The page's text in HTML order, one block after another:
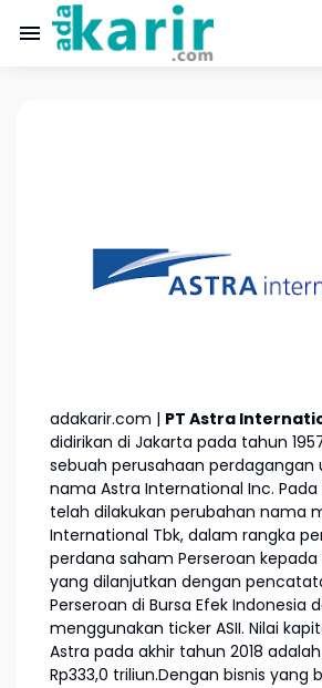
adakarir.com | PT Astra
didirikan di Jakarta pada tahun
sebuah perusahaan
nama Astra International Inc. Pada
telah dilakukan perubahan nama
International Tbk, dalam rangka
perdana saham Perseroan
yang dilanjutkan dengan
Perseroan di Bursa Efek Indonesia
menggunakan ticker ASII. Nilai
Astra pada akhir tahun 2018
Rp333,0 triliun.Dengan bisnis yang